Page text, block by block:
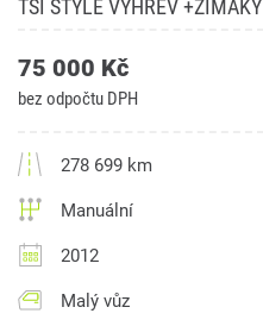
TSI STYLE VÝHŘEV +ZIMAKY
75 000 Kč
bez odpočtu DPH
278 699 km
Manuální
2012
Malý vůz